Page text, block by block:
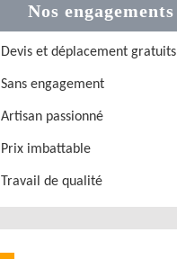
Nos engagements
Devis et déplacement gratuits
Sans engagement
Artisan passionné
Prix imbattable
Travail de qualité